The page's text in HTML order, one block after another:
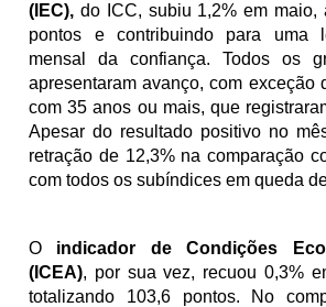
(IEC), do ICC, subiu 1,2% em maio,
pontos e contribuindo para uma
mensal da confiança. Todos os
apresentaram avanço, com exceção
com 35 anos ou mais, que
Apesar do resultado positivo no
retração de 12,3% na comparação
com todos os subíndices em queda
O indicador de Condições
(ICEA), por sua vez, recuou 0,3%
totalizando 103,6 pontos. No